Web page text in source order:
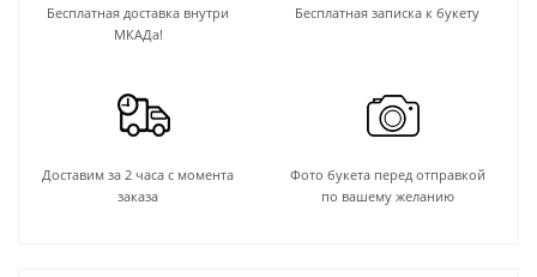
Бесплатная доставка внутри
МКАДа!
Бесплатная записка к букету
Доставим за 2 часа с момента
заказа
Фото букета перед отправкой
по вашему желанию